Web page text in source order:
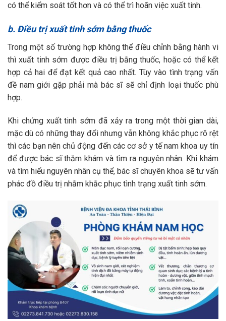
có thể kiểm soát tốt hơn và có thể trì hoãn việc xuất tinh.
b. Điều trị xuất tinh sớm bằng thuốc
Trong một số trường hợp không thể điều chỉnh bằng hành vi
thì xuất tinh sớm được điều trị bằng thuốc, hoặc có thể kết
hợp cả hai để đạt kết quả cao nhất. Tùy vào tình trạng vấn
đề nam giới gặp phải mà bác sĩ sẽ chỉ định loại thuốc phù
hợp.
Khi chứng xuất tinh sớm đã xảy ra trong một thời gian dài,
mặc dù có những thay đổi nhưng vẫn không khắc phục rõ rệt
thì các bạn nên chủ động đến các cơ sở y tế nam khoa uy tín
để được bác sĩ thăm khám và tìm ra nguyên nhân. Khi khám
và tìm hiểu nguyên nhân cụ thể, bác sĩ chuyên khoa sẽ tư vấn
phác đồ điều trị nhằm khắc phục tình trạng xuất tinh sớm.